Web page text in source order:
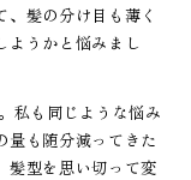
、髪の分け目も薄く
ようかと悩みまし
私も同じような悩み
量も随分減ってきた
髪型を思い切って変